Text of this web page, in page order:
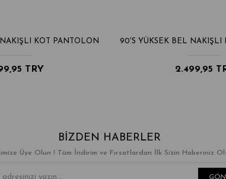
KOT PANTOLON
TRY
90'S YÜKSEK BEL NAKIŞLI
2.499,95
BIZDEN HABERLER
Üye Olun ! Tüm İndirim ve Fırsatlardan İlk Sizin Haberiniz